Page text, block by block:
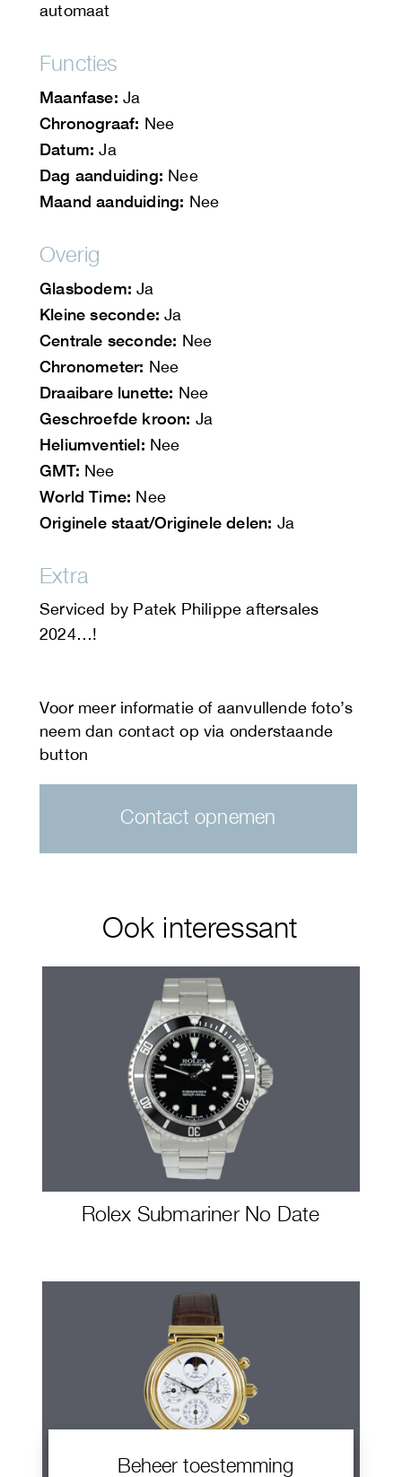
Beheer toestemming
automaat
Functies
Maanfase: Ja
Chronograaf: Nee
Datum: Ja
Dag aanduiding: Nee
Maand aanduiding: Nee
Overig
Glasbodem: Ja
Kleine seconde: Ja
Centrale seconde: Nee
Chronometer: Nee
Draaibare lunette: Nee
Geschroefde kroon: Ja
Heliumventiel: Nee
GMT: Nee
World Time: Nee
Originele staat/Originele delen: Ja
Extra
Serviced by Patek Philippe aftersales
2024…!
Contact opnemen
Ook interessant
Rolex Submariner No Date